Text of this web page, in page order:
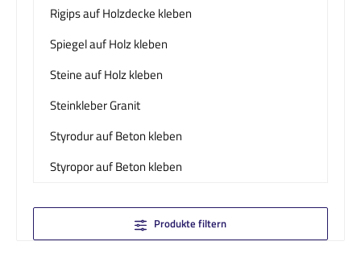
Rigips auf Holzdecke kleben
Spiegel auf Holz kleben
Steine auf Holz kleben
Steinkleber Granit
Styrodur auf Beton kleben
Styropor auf Beton kleben
Produkte filtern